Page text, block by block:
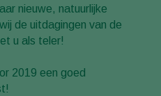
nieuwe, natuurlijke
de uitdagingen van de
u als teler!
2019 een goed